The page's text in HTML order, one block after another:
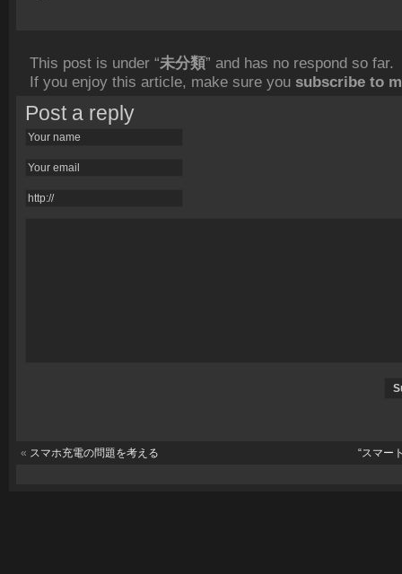
This post is under “未分類” and has no respond so far.
If you enjoy this article, make sure you subscribe to
Post a reply
« スマホ充電の問題を考える “スマー